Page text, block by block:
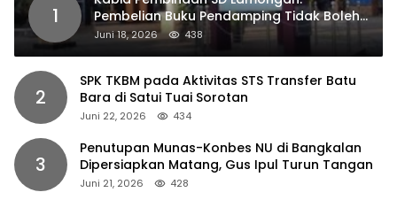
1
Pembelian Buku Pendamping Tidak Boleh
Dipaksakan
Juni 18, 2026 438
2
SPK TKBM pada Aktivitas STS Transfer Batu
Bara di Satui Tuai Sorotan
Juni 22, 2026 434
3
Penutupan Munas-Konbes NU di Bangkalan
Dipersiapkan Matang, Gus Ipul Turun Tangan
Juni 21, 2026 428